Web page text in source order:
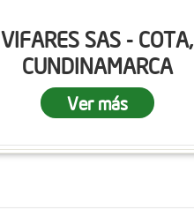
VIFARES SAS - COTA,
CUNDINAMARCA
Ver más